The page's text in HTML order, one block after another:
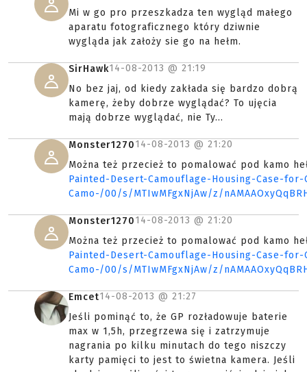
Mi w go pro przeszkadza ten wygląd małego
aparatu fotograficznego który dziwnie
wygląda jak założy sie go na hełm.
SirHawk14-08-2013 @ 21:19
No bez jaj, od kiedy zakłada się bardzo dobrą
kamerę, żeby dobrze wyglądać? To ujęcia
mają dobrze wyglądać, nie Ty...
Monster127014-08-2013 @ 21:20
Można też przecież to pomalować pod kamo
Painted-Desert-Camouflage-Housing-Case-for-
Camo-/00/s/MTIwMFgxNjAw/z/
Monster127014-08-2013 @ 21:20
Można też przecież to pomalować pod kamo
Painted-Desert-Camouflage-Housing-Case-for-
Camo-/00/s/MTIwMFgxNjAw/z/
Emcet14-08-2013 @ 21:27
Jeśli pominąć to, że GP rozładowuje baterie
max w 1,5h, przegrzewa się i zatrzymuje
nagrania po kilku minutach do tego niszczy
karty pamięci to jest to świetna kamera. Jeśli